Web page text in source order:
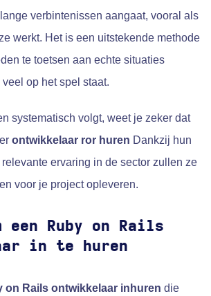
verbintenissen aangaat, vooral als
werkt. Het is een uitstekende methode
te toetsen aan echte situaties
op het spel staat.
systematisch volgt, weet je zeker dat
ontwikkelaar ror huren Dankzij hun
ervaring in de sector zullen ze
voor je project opleveren.
een Ruby on Rails
in te huren
on Rails ontwikkelaar inhuren die